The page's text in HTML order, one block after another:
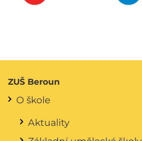
ZUŠ Beroun
O škole
Aktuality